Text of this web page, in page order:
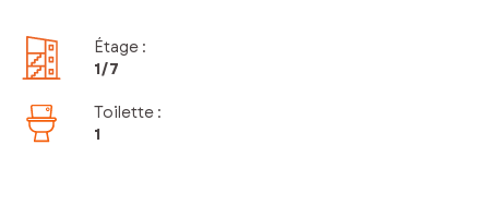
Étage :
1/7
Toilette :
1